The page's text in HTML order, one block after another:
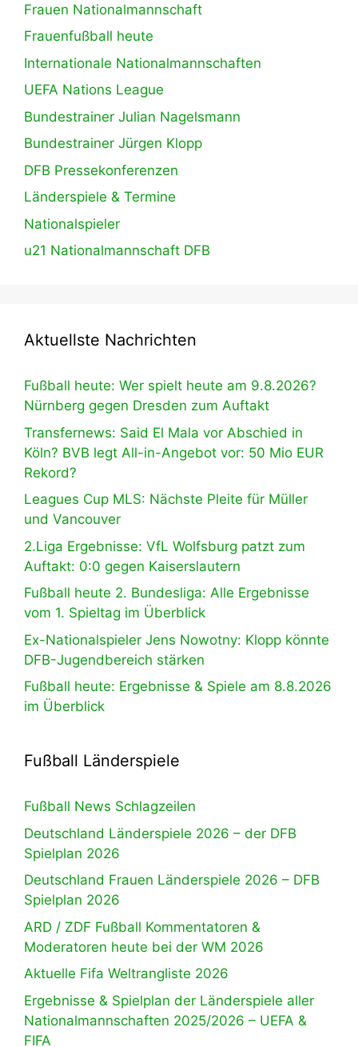
Frauen Nationalmannschaft
Frauenfußball heute
Internationale Nationalmannschaften
UEFA Nations League
Bundestrainer Julian Nagelsmann
Bundestrainer Jürgen Klopp
DFB Pressekonferenzen
Länderspiele & Termine
Nationalspieler
u21 Nationalmannschaft DFB
Aktuellste Nachrichten
Fußball heute: Wer spielt heute am 9.8.2026?
Nürnberg gegen Dresden zum Auftakt
Transfernews: Said El Mala vor Abschied in
Köln? BVB legt All-in-Angebot vor: 50 Mio EUR
Rekord?
Leagues Cup MLS: Nächste Pleite für Müller
und Vancouver
2.Liga Ergebnisse: VfL Wolfsburg patzt zum
Auftakt: 0:0 gegen Kaiserslautern
Fußball heute 2. Bundesliga: Alle Ergebnisse
vom 1. Spieltag im Überblick
Ex-Nationalspieler Jens Nowotny: Klopp könnte
DFB-Jugendbereich stärken
Fußball heute: Ergebnisse & Spiele am 8.8.2026
im Überblick
Fußball Länderspiele
Fußball News Schlagzeilen
Deutschland Länderspiele 2026 – der DFB
Spielplan 2026
Deutschland Frauen Länderspiele 2026 – DFB
Spielplan 2026
ARD / ZDF Fußball Kommentatoren &
Moderatoren heute bei der WM 2026
Aktuelle Fifa Weltrangliste 2026
Ergebnisse & Spielplan der Länderspiele aller
Nationalmannschaften 2025/2026 – UEFA &
FIFA